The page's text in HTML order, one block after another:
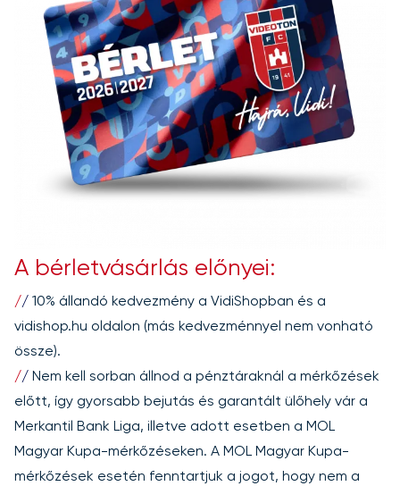
A bérletvásárlás előnyei:
// 10% állandó kedvezmény a VidiShopban és a
vidishop.hu oldalon (más kedvezménnyel nem vonható
össze).
// Nem kell sorban állnod a pénztáraknál a mérkőzések
előtt, így gyorsabb bejutás és garantált ülőhely vár a
Merkantil Bank Liga, illetve adott esetben a MOL
Magyar Kupa-mérkőzéseken. A MOL Magyar Kupa-
mérkőzések esetén fenntartjuk a jogot, hogy nem a